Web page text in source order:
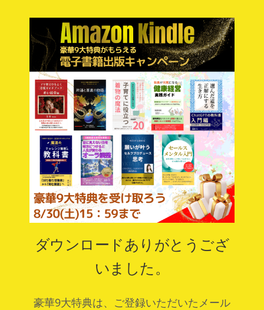
ダウンロードありがとうござ
いました。
豪華9大特典は、ご登録いただいたメール